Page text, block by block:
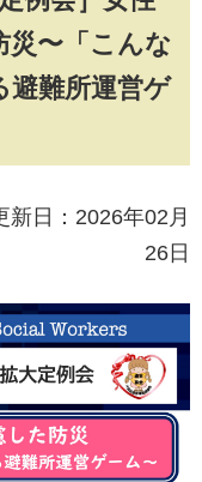
災〜「こんな
避難所運営ゲ
日：2026年02月
26日